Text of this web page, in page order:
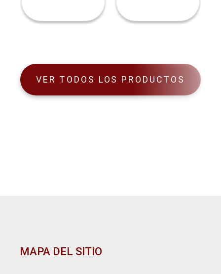
VER TODOS LOS PRODUCTOS
MAPA DEL SITIO